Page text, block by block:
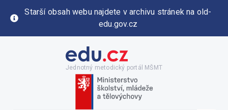
Starší obsah webu najdete v archivu stránek na old-
edu.gov.cz
Jednotný metodický portál MŠMT